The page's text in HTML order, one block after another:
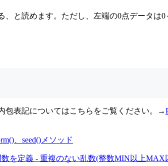
と読めます。ただし、左端の0点データは
包表記についてはこちらをご覧ください。→
、seed()メソッド
を定義 - 重複のない乱数(整数MIN以上MAX